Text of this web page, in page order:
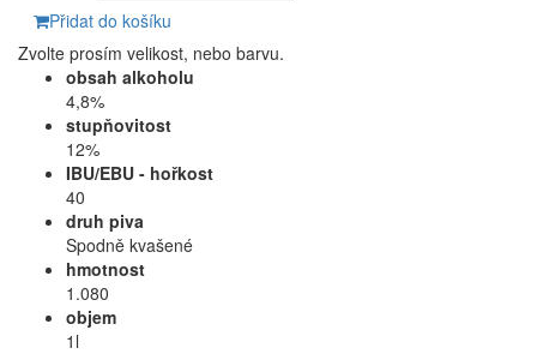
Přidat do košíku
Zvolte prosím velikost, nebo barvu.
obsah alkoholu
4,8%
stupňovitost
12%
IBU/EBU - hořkost
40
druh piva
Spodně kvašené
hmotnost
1.080
objem
1l